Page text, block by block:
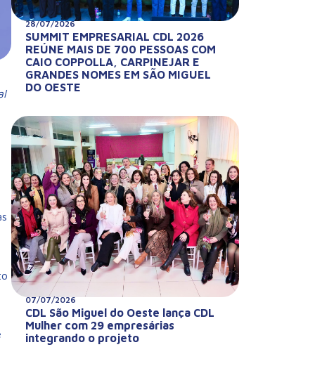
28/07/2026
SUMMIT EMPRESARIAL CDL 2026
REÚNE MAIS DE 700 PESSOAS COM
CAIO COPPOLLA, CARPINEJAR E
GRANDES NOMES EM SÃO MIGUEL
DO OESTE
07/07/2026
CDL São Miguel do Oeste lança CDL
Mulher com 29 empresárias
integrando o projeto